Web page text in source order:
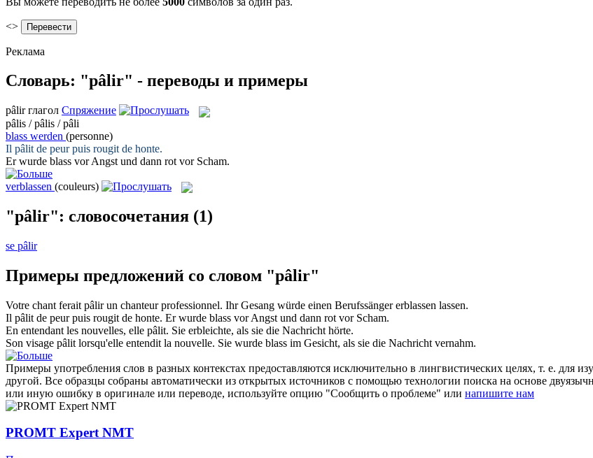
<>
Реклама
Словарь: "pâlir" - переводы и примеры
pâlir глагол Спряжение
pâlis / pâlis / pâli
blass werden (personne)
Il pâlit de peur puis rougit de honte.
Erwurde blass vor Angst und dann rot vor Scham.
verblassen (couleurs)
"pâlir": словосочетания (1)
se pâlir
Примеры предложений со словом "pâlir"
Votre chant ferait pâlirun chanteur professionnel. Ihr Gesang würde einen Berufssängererblassen lassen.
Il pâlit de peur puis rougit de honte. Erwurde blass vor Angst und dann rot vor Scham.
En entendant les nouvelles, elle pâlit. Sie erbleichte, als sie die Nachricht hörte.
Son visage pâlit lorsqu'elle entendit la nouvelle. Sie wurde blass im Gesicht, als sie die Nachricht vernahm.
Примеры употребления слов в разных контекстах предоставляются исключительно в лингвистических целях, т. е. для
другой. Все образцы собраны автоматически из открытых источников с помощью технологии поиска на основе
или иную ошибку в оригинале или переводе, используйте опцию "Сообщить о проблеме" или напишите нам
PROMT Expert NMT